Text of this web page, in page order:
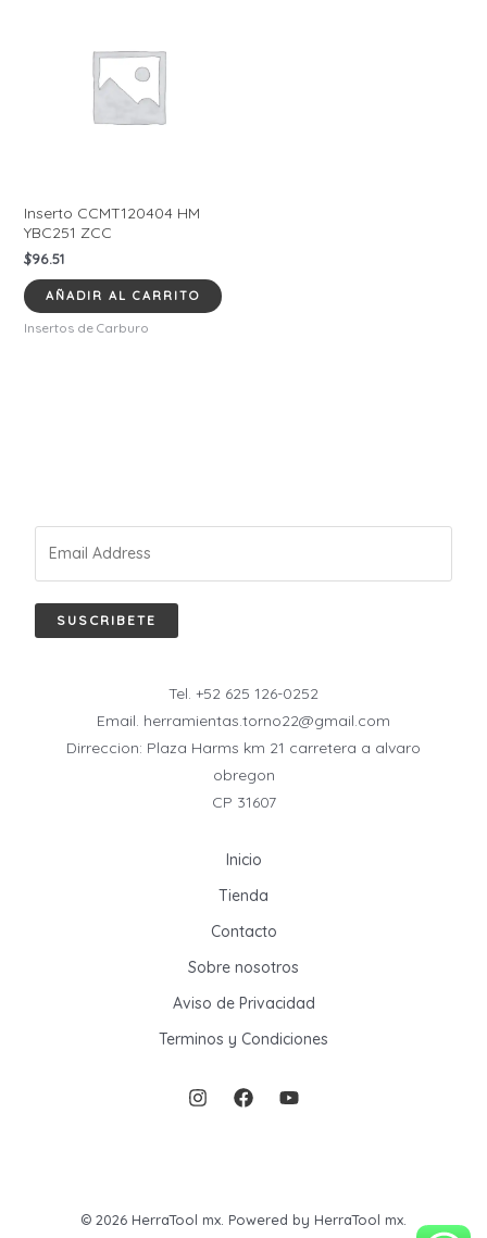
Inserto CCMT120404 HM
YBC251 ZCC
$96.51
AÑADIR AL CARRITO
Insertos de Carburo
SUSCRIBETE
Tel. +52 625 126-0252
Email. herramientas.torno22@gmail.com
Dirreccion: Plaza Harms km 21 carretera a alvaro
obregon
CP 31607
Inicio
Tienda
Contacto
Sobre nosotros
Aviso de Privacidad
Terminos y Condiciones
© 2026 HerraTool mx. Powered by HerraTool mx.